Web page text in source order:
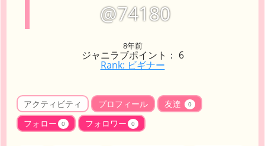
@74180
8年前
ジャニラブポイント： 6
Rank: ビギナー
アクティビティ プロフィール 友達 0
フォロー 0 フォロワー 0